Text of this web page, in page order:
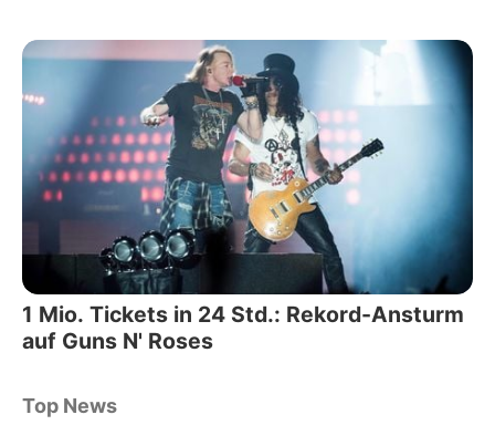
1 Mio. Tickets in 24 Std.: Rekord-Ansturm
auf Guns N' Roses
Top News